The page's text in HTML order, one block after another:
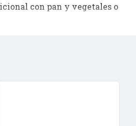
con pan y vegetales o